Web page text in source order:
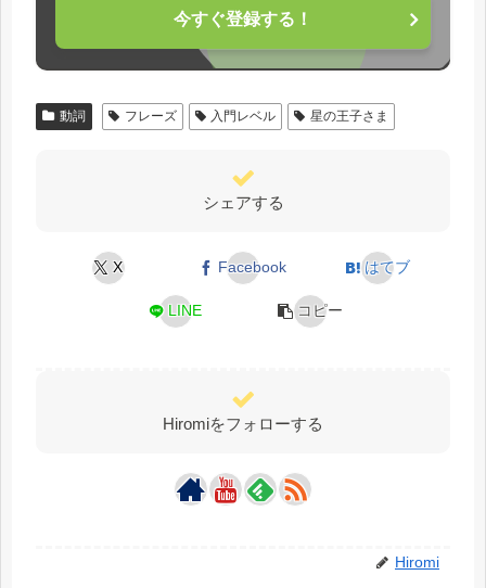
今すぐ登録する！
動詞 フレーズ 入門レベル 星の王子さま
シェアする
X Facebook はてブ
LINE コピー
Hiromiをフォローする
Hiromi